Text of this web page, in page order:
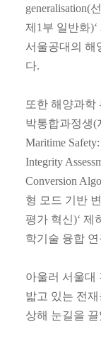
generalisation(
제1부 일반화
서울공대의 해
다.
또한 해양과학
박통합과정생(
Maritime
Integrity
Conversion
형 모드 기반
평가 혁신)‘ 제
학기술 융합
아울러 서울대
밟고 있는 전
상해 눈길을 끌